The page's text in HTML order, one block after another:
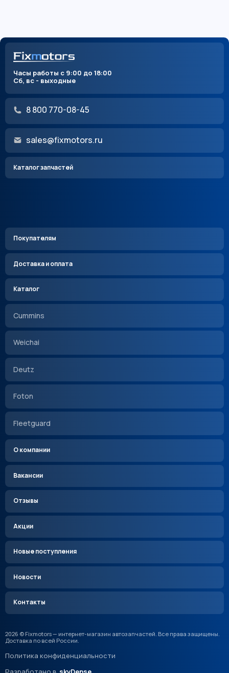
Часы работы с 9:00 до 18:00
Сб, вс - выходные
8 800 770-08-45
sales@fixmotors.ru
Каталог запчастей
Покупателям
Доставка и оплата
Каталог
Cummins
Weichai
Deutz
Foton
Fleetguard
О компании
Вакансии
Отзывы
Акции
Новые поступления
Новости
Контакты
2026 © Fixmotors — интернет-магазин автозапчастей. Все права защищены.
Доставка по всей России.
Политика конфиденциальности